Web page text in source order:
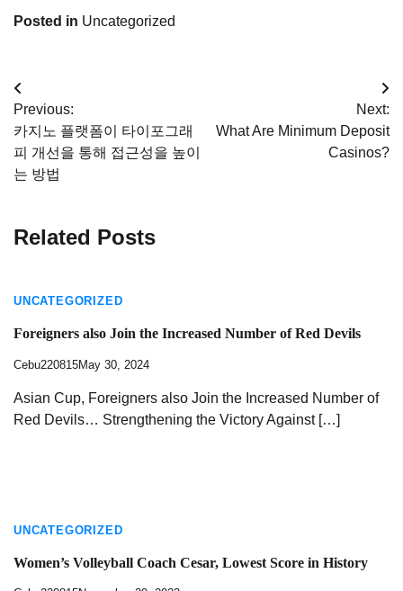
Posted in Uncategorized
Post
navigation
Previous:
카지노 플랫폼이 타이포그래
피 개선을 통해 접근성을 높이
는 방법
Next:
What Are Minimum Deposit
Casinos?
Related Posts
UNCATEGORIZED
Foreigners also Join the Increased Number of Red Devils
Cebu220815May 30, 2024
Asian Cup, Foreigners also Join the Increased Number of
Red Devils… Strengthening the Victory Against […]
UNCATEGORIZED
Women’s Volleyball Coach Cesar, Lowest Score in History